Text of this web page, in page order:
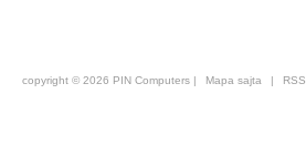
copyright © 2026 PIN Computers | Mapa sajta | RSS